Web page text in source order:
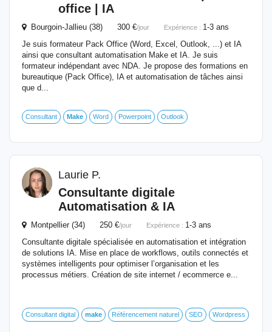
office | IA
Bourgoin-Jallieu (38) 300 €/jour Expérience : 1-3 ans
Je suis formateur Pack Office (Word, Excel, Outlook, ...) et IA
ainsi que consultant automatisation Make et IA. Je suis
formateur indépendant avec NDA. Je propose des formations en
bureautique (Pack Office), IA et automatisation de tâches ainsi
que d...
Consultant Make Word Powerpoint Outlook
Laurie P.
Consultante digitale
Automatisation & IA
Montpellier (34) 250 €/jour Expérience : 1-3 ans
Consultante digitale spécialisée en automatisation et intégration
de solutions IA. Mise en place de workflows, outils connectés et
systèmes intelligents pour optimiser l’organisation et les
processus métiers. Création de site internet / ecommerce e...
Consultant digital make Référencement naturel SEO Wordpress